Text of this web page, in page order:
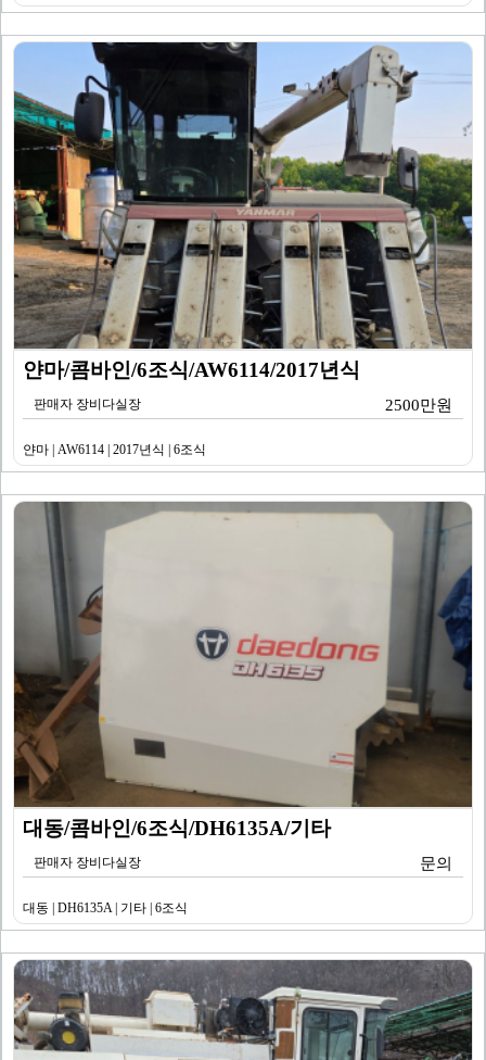
얀마/콤바인/6조식/AW6114/2017년식
판매자 장비다실장 2500만원
얀마 | AW6114 | 2017년식 | 6조식
대동/콤바인/6조식/DH6135A/기타
판매자 장비다실장 문의
대동 | DH6135A | 기타 | 6조식